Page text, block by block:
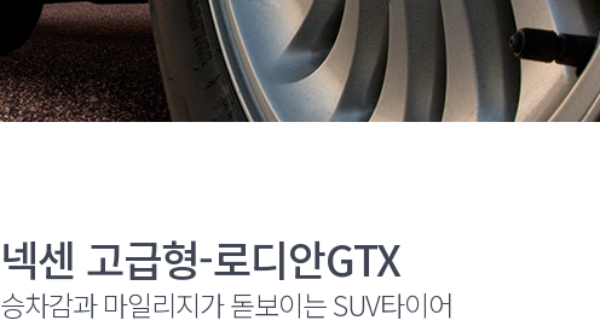
넥센 고급형-로디안GTX
승차감과 마일리지가 돋보이는 SUV타이어